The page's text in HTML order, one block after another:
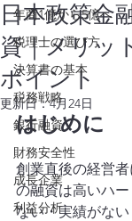
年商1億から5億へ
税理士の選び方
決算書の基本
税務戦略
銀行融資
財務安全性
成長企業
利益分析
日本政策金
資｜メリッ
ポイント
更新日：4月24日
はじめに
創業直後の経営
の融資は高いハ
ない・実績がな